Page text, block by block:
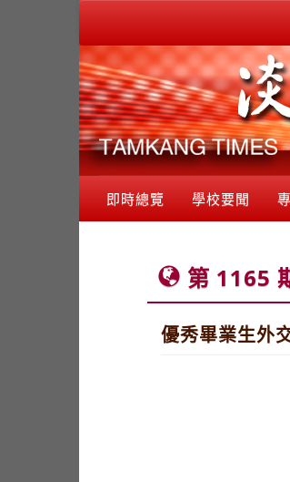
即時總覽 學校要聞
第 1165
優秀畢業生外